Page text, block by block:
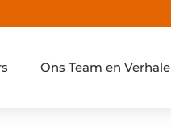
Ons Team en